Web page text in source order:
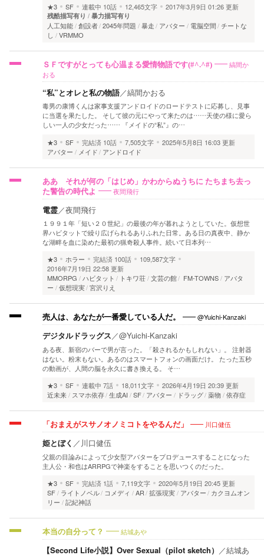
★3
SF 連載中 10話 12,465文字 2017年3月9日 01:26 更新
残酷描写有り 暴力描写有り
人工知能 創設者 2045年問題 暴走 アバター 電脳空間 チートな
し
VRMMO
ＳＦですがとっても心温まる愛情物語です(#^.^#)
縞間か
おる
“私”とオレと私の物語／縞間かおる
毒男の康博くんは家事支援アンドロイドのロードテストに応募し、見事
に当選を果たした。 そして彼の元にやって来たのは……天使の様に愛ら
しい一人の少女だった…… 『メイドの“私”』の…
★3
SF 完結済 10話 7,505文字
2025年5月8日 16:03 更新
アバター
メイド アンドロイド
ああ それが何の「はじめ」かわからぬうちに たちまち去っ
た警告の時代よ
夜間飛行
電霊／夜間飛行
１９９１年「短い２０世紀」の最後の年が暮れようとしていた。仮想世
界ハビタットで繰り広げられるありふれた日常。ある日の真夜中、静か
な湖畔を血に染めた最初の猟奇殺人事件。続いて日本列…
★3
ホラー 完結済 100話
109,587文字
2016年7月19日 22:58 更新
MMORPG
ハビタット トキワ荘 文芸の館 FM-TOWNS
アバタ
ー
仮想現実 宮沢りえ
売人は、あなたが一番愛している人だ。 @Yuichi-Kanzaki
デジタルドラッグス／@Yuichi-Kanzaki
ある夜、新宿のバーで男が言った。「殺されるかもしれない」。 注射器
はない。粉末もない。あるのはスマートフォンの画面だけ。 たった五秒
の動画が、人間の脳を永久に書き換える。 そ…
★3
SF 連載中 7話 18,011文字
2026年4月19日 20:39 更新
近未来
スマホ依存 生成AI SF アバター ドラッグ 薬物 依存症
「おまえがスサノオノミコトをやるんだ」 川口健伍
姫とぼく ／ 川口健伍
父親の目論みによって少女型アバターをプロデュースすることになった
主人公・和也はARRPGで神楽をすることを思いつくのだった。
★3
SF 完結済 1話 7,119文字
2020年5月19日 20:45 更新
SF
ライトノベル コメディ AR 拡張現実 アバター
カクヨムオン
リー
記紀神話
本当の自分って？ 結城あや
【Second Life小説】Over Sexual（pilot sketch） ／結城あ